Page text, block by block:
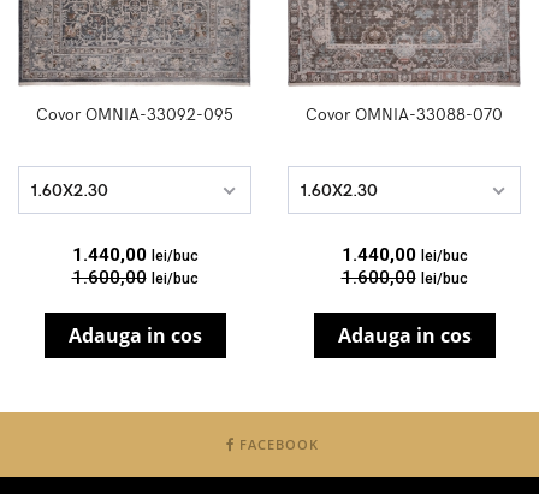
Covor OMNIA-33092-095
1.60X2.30
1.440,00 lei/buc
1.600,00 lei/buc
Adauga in cos
Covor OMNIA-33088-070
1.60X2.30
1.440,00 lei/buc
1.600,00 lei/buc
Adauga in cos
FACEBOOK